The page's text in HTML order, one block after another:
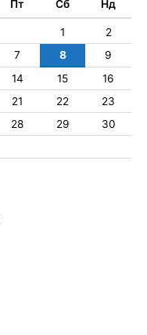
Пт Сб Нд
1
2
7 8
9
14 15
16
21 22
23
28 29
30